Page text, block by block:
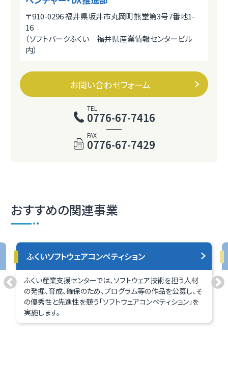
〒910-0296 福井県坂井市丸岡町熊堂第3号7番地1-
16
（ソフトパークふくい 福井県産業情報センタービル
内）
お問い合わせフォーム
TEL
0776-67-7416
FAX
0776-67-7429
おすすめの関連事業
ふくいソフトウェアコンペティション
ふくい産業支援センターでは、ソフトウェア技術を担う人材
の発掘、育成、確保のため、プログラム等の作品を公募し、そ
の優秀性と先進性を競う「ソフトウェアコンペティション」を
実施します。